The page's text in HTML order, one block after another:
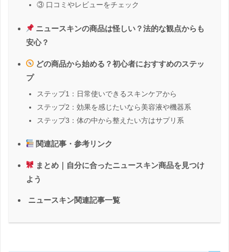
③ 口コミやレビューをチェック
ニュースキンの商品は怪しい？法的な観点からも
安心？
どの商品から始める？初心者におすすめのステッ
プ
ステップ1：日常使いできるスキンケアから
ステップ2：効果を感じたいなら美容液や機器系
ステップ3：体の中から整えたい方はサプリ系
関連記事・参考リンク
まとめ｜自分に合ったニュースキン商品を見つけ
よう
ニュースキン関連記事一覧